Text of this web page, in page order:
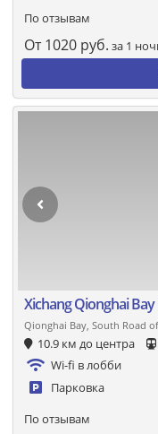
По отзывам
От 1020 руб. за 1
Xichang Qionghai
Qionghai Bay, South Road
10.9 км до центра
Wi-fi в лобби
Парковка
По отзывам